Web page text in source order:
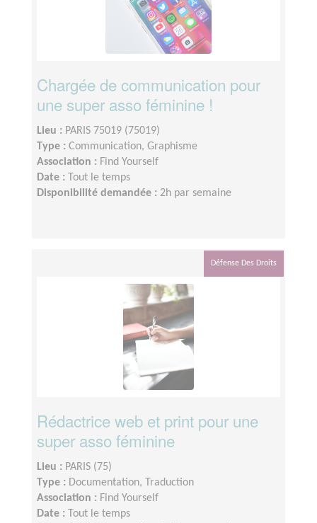
Chargée de communication pour
une super asso féminine !
Lieu : PARIS 75019 (75019)
Type : Communication, Graphisme
Association : Find Yourself
Date :
Tout le temps
Disponibilité demandée : 2h par semaine
Défense Des Droits
Rédactrice web et print pour une
super asso féminine
Lieu : PARIS (75)
Type : Documentation, Traduction
Association : Find Yourself
Date :
Tout le temps